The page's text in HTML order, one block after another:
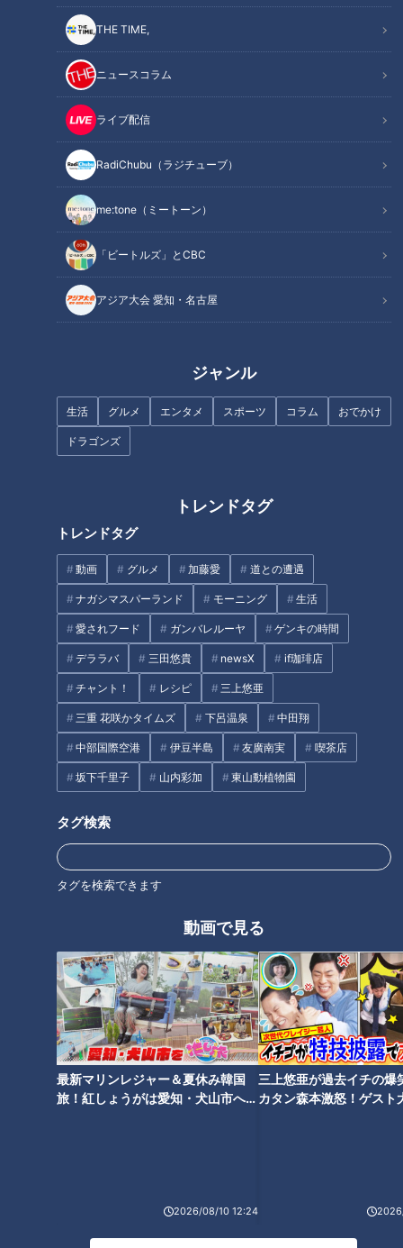
THE TIME,
ニュースコラム
ライブ配信
RadiChubu（ラジチューブ）
me:tone（ミートーン）
「ビートルズ」とCBC
アジア大会 愛知・名古屋
ジャンル
生活 グルメ エンタメ スポーツ コラム おでかけ
ドラゴンズ
トレンドタグ
トレンドタグ
動画 グルメ 加藤愛 道との遭遇
ナガシマスパーランド モーニング 生活
愛されフード ガンバレルーヤ ゲンキの時間
デララバ 三田悠貴 newsX if珈琲店
チャント！ レシピ 三上悠亜
三重 花咲かタイムズ 下呂温泉 中田翔
中部国際空港 伊豆半島 友廣南実 喫茶店
坂下千里子 山内彩加 東山動植物園
タグ検索
タグを検索できます
動画で見る
最新マリンレジャー＆夏休み韓国
旅！紅しょうがは愛知・犬山市へ
2026/08/10 12:24
三上悠亜が過去イチの爆
カタン森本激怒！ゲスト
この記事を見たあなたへのおすすめ
庭造り・植木に青春を捧げる！
「環境デザイン科」に通う高校
生たちの“創造性” 自らの夢もカ
てくる」！？オナラが臭くなっ
てしまう原因や溜めないように
クッキング】
パンサー向井もタジタジ！県内
屈指の進学校にある『ファッシ
く学ぶ生徒たち
タグ
チャント！
オススメ関連コンテンツ
あなたは何問正解できる？見た
ことがない調理器具の使い方ク
アイテムの使い方クイズ！
子ども世代はテレホンカードの
使い方がわからない⁉ママ世代
には当たり前のグッズ 子ども
は知っている？
「101010」で「ただいま」 マ
マ世代の青春のジョーシキ 懐
かしの「アレ」覚えてますか？
「ぷりちょう」ってなに？ 懐